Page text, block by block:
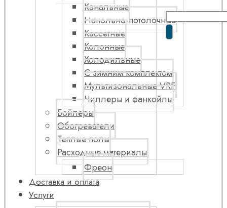
Канальные
Напольно-потолочные
Кассетные
Колонные
Холодильные
С зимним комплектом
Мультизональные VRF
Чиллеры и фанкойлы
Бойлеры
Обогреватели
Теплые полы
Расходные материалы
Фреон
Доставка и оплата
Услуги